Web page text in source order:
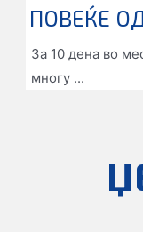
За 10 дена во
многу ...